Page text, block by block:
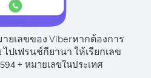
ยเลขของ Viberหากต้องการ
ปเฟรนช์กียานา ให้เรียกเลข
594 + หมายเลขในประเทศ